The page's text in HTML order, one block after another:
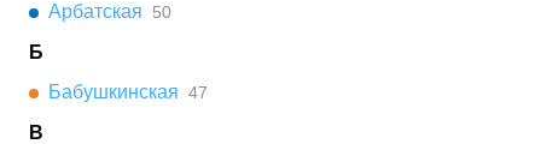
Арбатская
50
Б
Бабушкинская 47
В